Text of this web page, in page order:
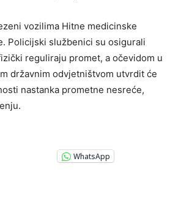
vozilima Hitne medicinske
Policijski službenici su osigurali
reguliraju promet, a očevidom u
državnim odvjetništvom utvrdit će
nastanka prometne nesreće,
WhatsApp